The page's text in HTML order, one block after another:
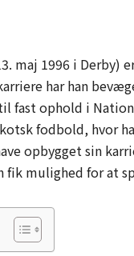
maj 1996 i Derby)
har han
fast ophold i
fodbold, hvor
opbygget sin
fik mulighed for at